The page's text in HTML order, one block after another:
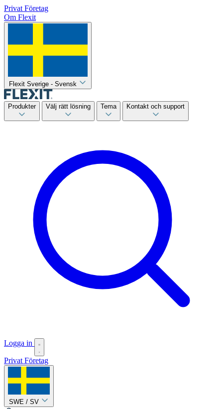
Privat Företag
Om Flexit
Flexit Sverige - Svensk
Produkter Välj rätt lösning Tema Kontakt och support
Logga in
Privat Företag
SWE / SV